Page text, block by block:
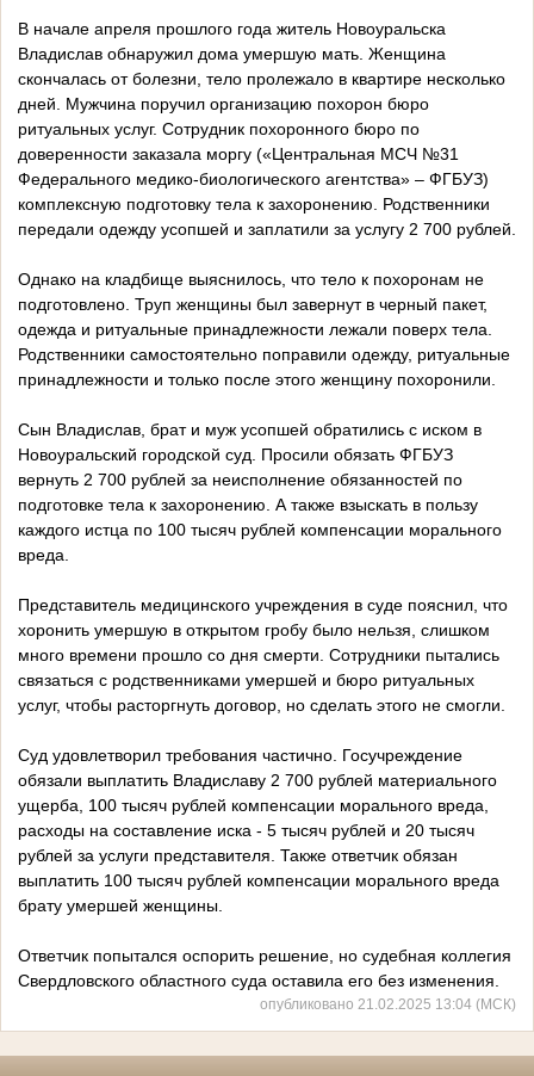
В начале апреля прошлого года житель Новоуральска
Владислав обнаружил дома умершую мать. Женщина
скончалась от болезни, тело пролежало в квартире несколько
дней. Мужчина поручил организацию похорон бюро
ритуальных услуг. Сотрудник похоронного бюро по
доверенности заказала моргу («Центральная МСЧ №31
Федерального медико-биологического агентства» – ФГБУЗ)
комплексную подготовку тела к захоронению. Родственники
передали одежду усопшей и заплатили за услугу 2 700 рублей.
Однако на кладбище выяснилось, что тело к похоронам не
подготовлено. Труп женщины был завернут в черный пакет,
одежда и ритуальные принадлежности лежали поверх тела.
Родственники самостоятельно поправили одежду, ритуальные
принадлежности и только после этого женщину похоронили.
Сын Владислав, брат и муж усопшей обратились с иском в
Новоуральский городской суд. Просили обязать ФГБУЗ
вернуть 2 700 рублей за неисполнение обязанностей по
подготовке тела к захоронению. А также взыскать в пользу
каждого истца по 100 тысяч рублей компенсации морального
вреда.
Представитель медицинского учреждения в суде пояснил, что
хоронить умершую в открытом гробу было нельзя, слишком
много времени прошло со дня смерти. Сотрудники пытались
связаться с родственниками умершей и бюро ритуальных
услуг, чтобы расторгнуть договор, но сделать этого не смогли.
Суд удовлетворил требования частично. Госучреждение
обязали выплатить Владиславу 2 700 рублей материального
ущерба, 100 тысяч рублей компенсации морального вреда,
расходы на составление иска - 5 тысяч рублей и 20 тысяч
рублей за услуги представителя. Также ответчик обязан
выплатить 100 тысяч рублей компенсации морального вреда
брату умершей женщины.
Ответчик попытался оспорить решение, но судебная коллегия
Свердловского областного суда оставила его без изменения.
опубликовано 21.02.2025 13:04 (МСК)